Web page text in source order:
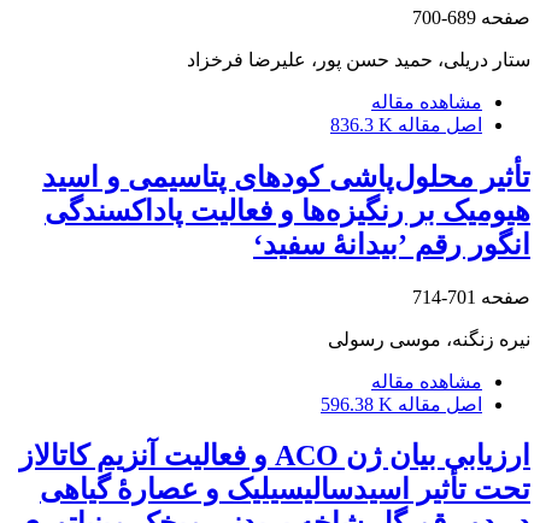
صفحه 689-700
ستار دریلی، حمید حسن پور، علیرضا فرخزاد
مشاهده مقاله
اصل مقاله 836.3 K
تأثیر محلول‌پاشی کودهای پتاسیمی و اسید
هیومیک بر رنگیزه‌ها و فعالیت پاداکسندگی
انگور رقم ’بیدانۀ سفید‘
صفحه 701-714
نیره زنگنه، موسی رسولی
مشاهده مقاله
اصل مقاله 596.38 K
ارزیابی بیان ژن ACO و فعالیت آنزیم کاتالاز
تحت تأثیر اسیدسالیسیلیک و عصارۀ گیاهی